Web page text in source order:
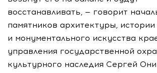
восстанавливать, — говорит
памятников архитектуры, истории
и монументального искусства
управления государственной
культурного наследия Сергей